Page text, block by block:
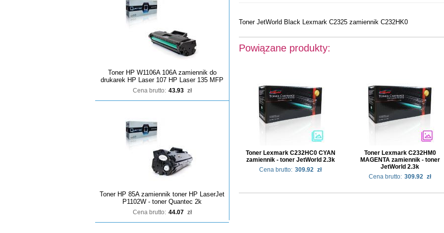
Toner HP W1106A 106A zamiennik do
drukarek HP Laser 107 HP Laser 135 MFP
Cena brutto: 43.93 zł
Toner HP 85A zamiennik toner HP LaserJet
P1102W - toner Quantec 2k
Cena brutto: 44.07 zł
Toner JetWorld Black Lexmark C2325 zamiennik C232HK0
Powiązane produkty:
Toner Lexmark C232HC0 CYAN
zamiennik - toner JetWorld 2.3k
Cena brutto: 309.92 zł
Toner Lexmark C232HM0
MAGENTA zamiennik - toner
JetWorld 2.3k
Cena brutto: 309.92 zł